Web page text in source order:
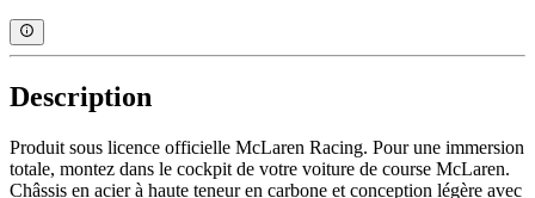
Description
Produit sous licence officielle McLaren Racing. Pour une immersion
totale, montez dans le cockpit de votre voiture de course McLaren.
Châssis en acier à haute teneur en carbone et conception légère avec